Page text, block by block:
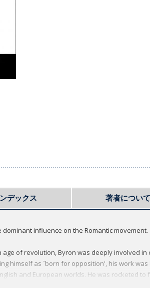
デックス 著者について
influence on the Romantic movement.
age of revolution, Byron was deeply involved
himself as `born for opposition', his work
and European worlds. He was rocketed
amid a whirlpool of private gossip and